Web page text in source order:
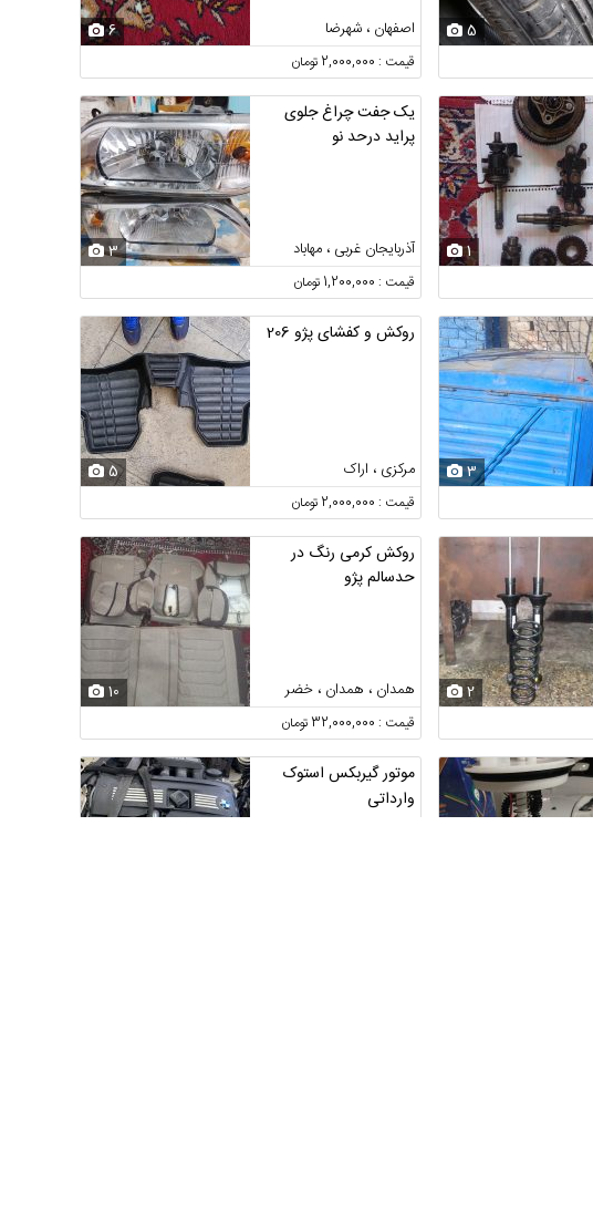
5 اصفهان ، شهرضا 6
قیمت : 2,000,000 تومان
1
یک جفت چراغ جلوی
پراید درحد نو
آذربایجان غربی ، مهاباد 3
قیمت : 1,200,000 تومان
3
روکش و کفشای پژو 206
مرکزی ، اراک 5
قیمت : 2,000,000 تومان
2
روکش کرمی رنگ در
حدسالم پژو
همدان ، همدان ، خضر 10
قیمت : 32,000,000 تومان
موتور گیربکس استوک
وارداتی